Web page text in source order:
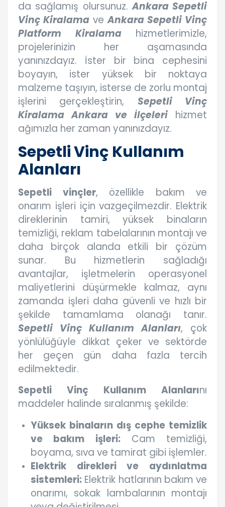
da sağlamış olursunuz.Ankara Sepetli
Vinç Kiralama veAnkara Sepetli Vinç
Platform Kiralamahizmetlerimizle,
projelerinizin her aşamasında
yanınızdayız. İster bir bina cephesini
boyayın, ister yüksek bir noktaya
malzeme taşıyın, isterse de zorlu montaj
işlerini gerçekleştirin, Sepetli Vinç
Kiralama Ankara ve İlçeleri hizmet
ağımızla her zaman yanınızdayız.
Sepetli Vinç Kullanım
Alanları
Sepetli vinçler, özellikle bakım ve
onarım işleri için vazgeçilmezdir. Elektrik
direklerinin tamiri, yüksek binaların
temizliği, reklam tabelalarının montajı ve
daha birçok alanda etkili bir çözüm
sunar. Bu hizmetlerin sağladığı
avantajlar, işletmelerin operasyonel
maliyetlerini düşürmekle kalmaz, aynı
zamanda işleri daha güvenli ve hızlı bir
şekilde tamamlama olanağı tanır.
Sepetli Vinç Kullanım Alanları, çok
yönlülüğüyle dikkat çeker ve sektörde
her geçen gün daha fazla tercih
edilmektedir.
Sepetli Vinç Kullanım Alanlarını
maddeler halinde sıralanmış şekilde:
Yüksek binaların dış cephe temizlik
ve bakım işleri:Cam temizliği,
boyama, sıva ve tamirat gibi işlemler.
Elektrik direkleri ve aydınlatma
sistemleri: Elektrik hatlarının bakım ve
onarımı, sokak lambalarının montajı